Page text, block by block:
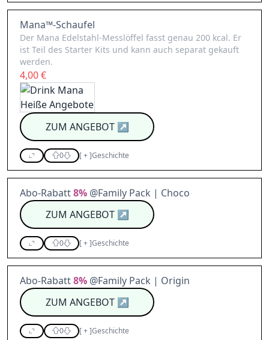
Mana™-Schaufel
Der Mana Edelstahl-Messlöffel fasst genau 200 kcal. Er
ist Teil des Starter Kits und kann auch separat gekauft
werden.
4,00 €
ZUM ANGEBOT↗
0 [+]Geschichte
Abo-Rabatt8% @Family Pack | Choco
ZUM ANGEBOT↗
0 [+]Geschichte
Abo-Rabatt8% @Family Pack | Origin
ZUM ANGEBOT↗
0 [+]Geschichte